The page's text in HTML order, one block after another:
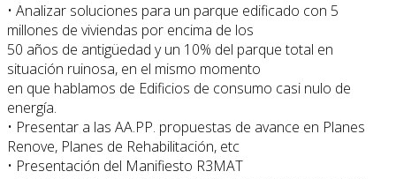
• Analizar soluciones para un parque edificado con 5
millones de viviendas por encima de los
50 años de antigüedad y un 10% del parque total en
situación ruinosa, en el mismo momento
en que hablamos de Edificios de consumo casi nulo de
energía.
• Presentar a las AA.PP. propuestas de avance en Planes
Renove, Planes de Rehabilitación, etc
• Presentación del Manifiesto R3MAT